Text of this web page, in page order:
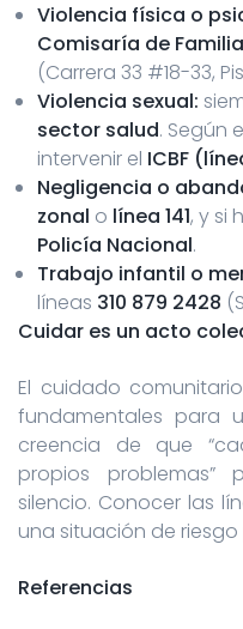
Violencia física o
Comisaría de Familia
(Carrera 33 #18-33,
Violencia sexual:
sector salud. Según
intervenir el ICBF
Negligencia o
zonal o línea 141, y si
Policía Nacional.
Trabajo infantil o
líneas 310 879 2428
Cuidar es un acto
El cuidado
fundamentales para
creencia de que
propios
silencio. Conocer las
una situación de
Referencias